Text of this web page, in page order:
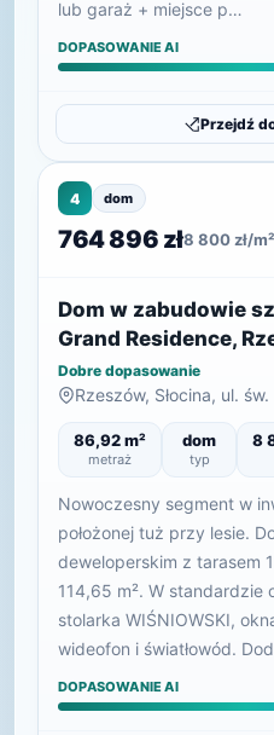
lub garaż + miejsce p…
DOPASOWANIE AI
Przejdź
4 dom
764 896 zł8 800 zł/m²
Dom w zabudowie
Grand Residence,
Dobre dopasowanie
Rzeszów, Słocina, ul.
86,92 m²
metraż
dom
typ
8
Nowoczesny segment w
położonej tuż przy lesie.
deweloperskim z tarasem
114,65 m². W standardzie
stolarka WIŚNIOWSKI,
wideofon i światłowód.
DOPASOWANIE AI